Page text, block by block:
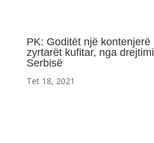
PK: Goditët një
zyrtarët kufitar, nga
Serbisë
Tet 18, 2021